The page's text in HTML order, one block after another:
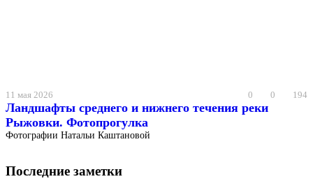
11 мая 2026 194
0
0
Ландшафты среднего и нижнего течения реки
Рыжовки. Фотопрогулка
Фотографии Натальи Каштановой
Последние заметки